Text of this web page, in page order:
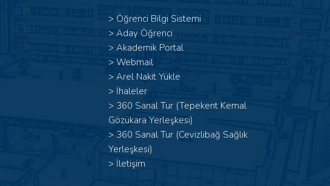
> Öğrenci Bilgi Sistemi
> Aday Öğrenci
> Akademik Portal
> Webmail
> Arel Nakit Yükle
> İhaleler
> 360 Sanal Tur (Tepekent Kemal
Gözükara Yerleşkesi)
> 360 Sanal Tur (Cevizlibağ Sağlık
Yerleşkesi)
> İletişim